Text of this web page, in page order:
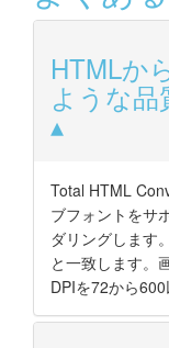
HTMLか
ような品
Total HTML
ブフォントをサ
ダリングします
と一致します。
DPIを72から600